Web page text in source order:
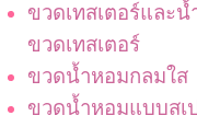
ขวดเทสเตอร์และ
ขวดเทสเตอร์
ขวดน้ำหอมกลมใส
ขวดน้ำหอมแบบสเ